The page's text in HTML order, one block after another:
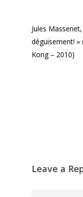
Jules
déguisement! »
Kong – 2010)
Leave a